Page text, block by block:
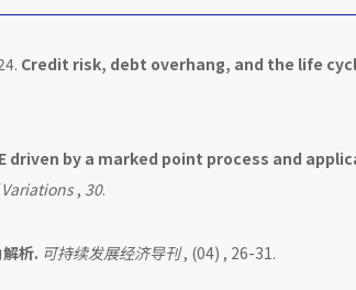
Credit risk, debt overhang, and the life
driven by a marked point process and
, 30.
析. 可持续发展经济导刊, (04) , 26-31.